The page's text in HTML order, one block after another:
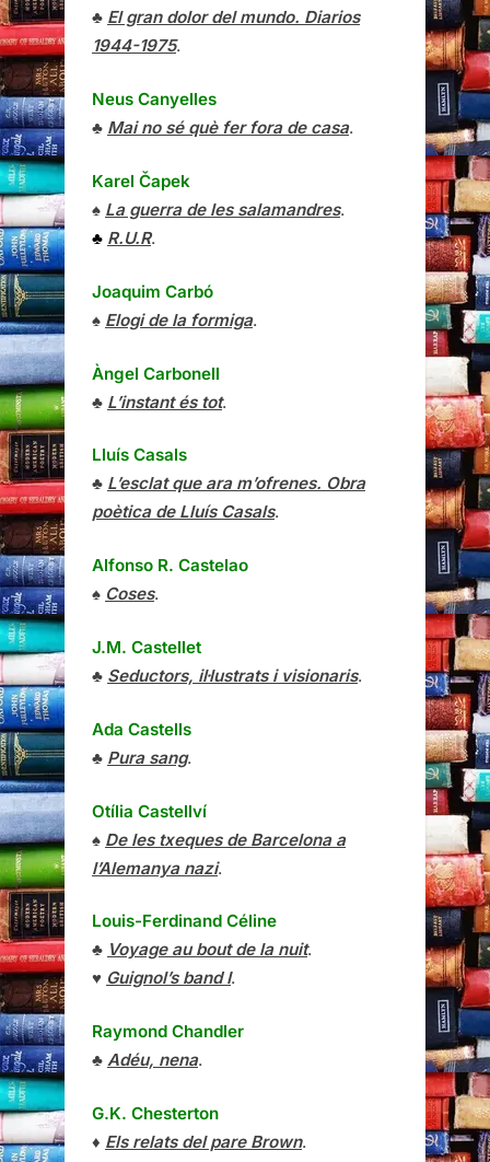
♣ El gran dolor del mundo. Diarios
1944-1975.
Neus Canyelles
♣ Mai no sé què fer fora de casa.
Karel Čapek
♠ La guerra de les salamandres.
♣ R.U.R.
Joaquim Carbó
♠ Elogi de la formiga.
Àngel Carbonell
♣ L’instant és tot.
Lluís Casals
♣ L’esclat que ara m’ofrenes. Obra
poètica de Lluís Casals.
Alfonso R. Castelao
♠ Coses.
J.M. Castellet
♣ Seductors, il·lustrats i visionaris.
Ada Castells
♣ Pura sang.
Otília Castellví
♠ De les txeques de Barcelona a
l’Alemanya nazi.
Louis-Ferdinand Céline
♣ Voyage au bout de la nuit.
♥ Guignol’s band I.
Raymond Chandler
♣ Adéu, nena.
G.K. Chesterton
♦ Els relats del pare Brown.